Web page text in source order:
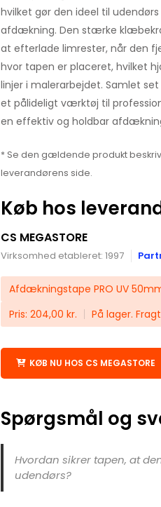
hvilket gør den ideel til
afdækning. Den stærke
at efterlade limrester, når den
hvor tapen er placeret, hvilket
linjer i malerarbejdet. Samlet
et pålideligt værktøj til
en effektiv og holdbar
* Se den gældende produkt
leverandørens side.
Køb hos
CS MEGASTORE
Virksomhed etableret: 1997
Afdækningstape PRO UV
Pris: 204,00 kr.
På lager.
KØB NU HOS CS MEGASTORE
Spørgsmål og
Hvordan sikrer tapen, at
udendørs?